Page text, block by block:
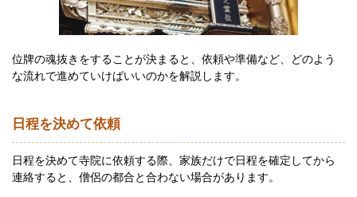
位牌の魂抜きをすることが決まると、依頼や準備など、どのよう
な流れで進めていけばいいのかを解説します。
日程を決めて依頼
日程を決めて寺院に依頼する際、家族だけで日程を確定してから
連絡すると、僧侶の都合と合わない場合があります。